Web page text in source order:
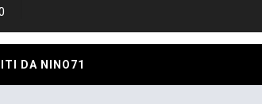
DA NINO71